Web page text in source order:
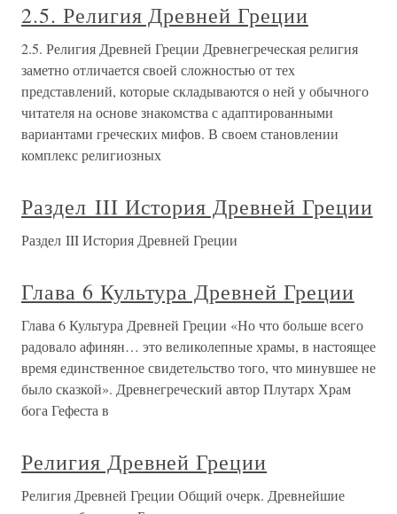
2.5. Религия Древней Греции
2.5. Религия Древней Греции Древнегреческая религия
заметно отличается своей сложностью от тех
представлений, которые складываются о ней у обычного
читателя на основе знакомства с адаптированными
вариантами греческих мифов. В своем становлении
комплекс религиозных
Раздел III История Древней Греции
Раздел III История Древней Греции
Глава 6 Культура Древней Греции
Глава 6 Культура Древней Греции «Но что больше всего
радовало афинян… это великолепные храмы, в настоящее
время единственное свидетельство того, что минувшее не
было сказкой». Древнегреческий автор Плутарх Храм
бога Гефеста в
Религия Древней Греции
Религия Древней Греции Общий очерк. Древнейшие